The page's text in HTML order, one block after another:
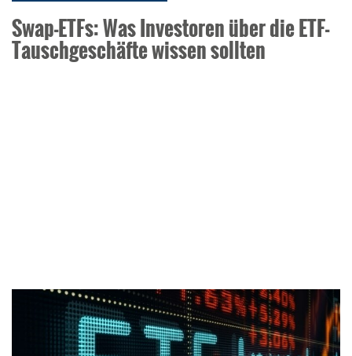
Swap-ETFs: Was Investoren über die ETF-
Tauschgeschäfte wissen sollten